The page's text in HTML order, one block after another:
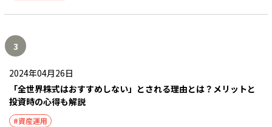
3
2024年04月26日
「全世界株式はおすすめしない」とされる理由とは？メリットと
投資時の心得も解説
#資産運用